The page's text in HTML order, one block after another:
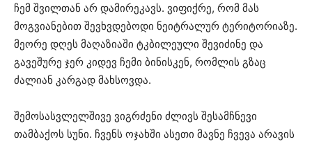
ჩემ შვილთან არ დამირეკავს. ვიფიქრე, რომ მას
მოგვიანებით შევხვდებოდი ნეიტრალურ ტერიტორიაზე.
მეორე დღეს მაღაზიაში ტკბილეული შევიძინე და
გავეშურე ჯერ კიდევ ჩემი ბინისკენ, რომლის გზაც
ძალიან კარგად მახსოვდა.
შემოსასვლელშივე ვიგრძენი ძლივს შესამჩნევი
თამბაქოს სუნი. ჩვენს ოჯახში ასეთი მავნე ჩვევა არავის